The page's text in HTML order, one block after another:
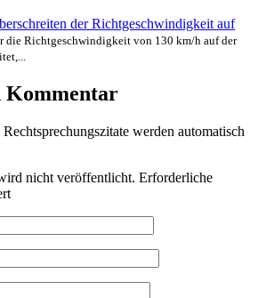
der Richtgeschwindigkeit auf
die Richtgeschwindigkeit von 130 km/h auf der
Kommentar
werden automatisch
nicht veröffentlicht. Erforderliche